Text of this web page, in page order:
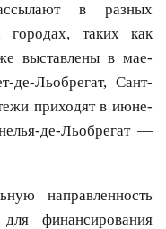
в разных
городах, таких как
выставлены в мае-
Льобрегат, Сант-
приходят в июне-
де-Льобрегат —
направленность
финансирования